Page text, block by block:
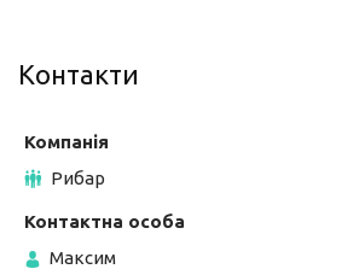
Контакти
Рибар
Максим